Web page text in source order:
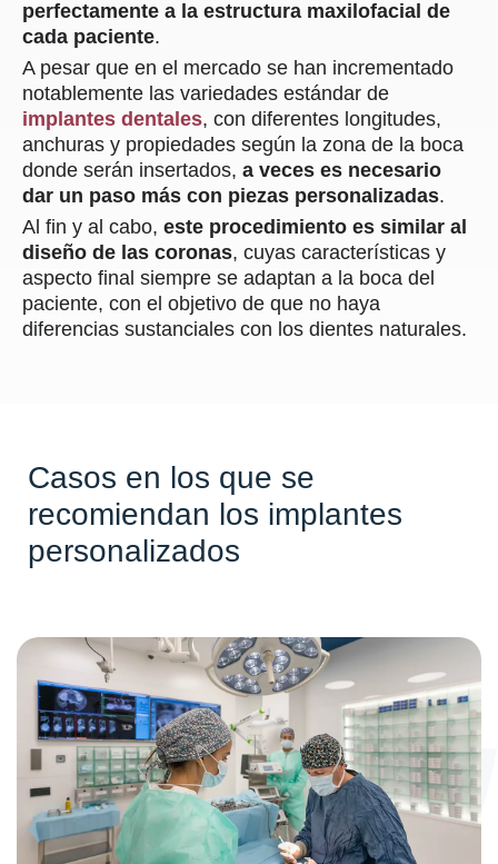
perfectamente a la estructura maxilofacial de
cada paciente.
A pesar que en el mercado se han incrementado
notablemente las variedades estándar de
implantes dentales, con diferentes longitudes,
anchuras y propiedades según la zona de la boca
donde serán insertados, a veces es necesario
dar un paso más con piezas personalizadas.
Al fin y al cabo, este procedimiento es similar al
diseño de las coronas, cuyas características y
aspecto final siempre se adaptan a la boca del
paciente, con el objetivo de que no haya
diferencias sustanciales con los dientes naturales.
Casos en los que se
recomiendan los implantes
personalizados